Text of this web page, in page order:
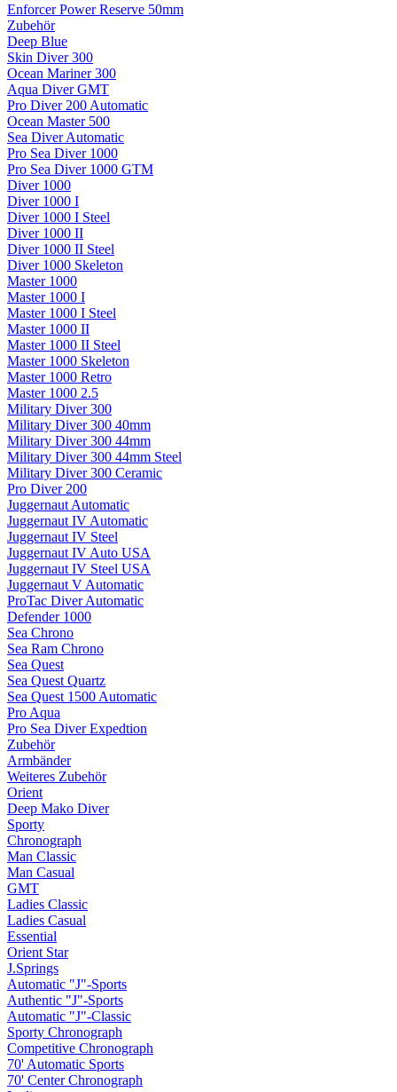
Enforcer Power Reserve 50mm
Zubehör
Deep Blue
Skin Diver 300
Ocean Mariner 300
Aqua Diver GMT
Pro Diver 200 Automatic
Ocean Master 500
Sea Diver Automatic
Pro Sea Diver 1000
Pro Sea Diver 1000 GTM
Diver 1000
Diver 1000 I
Diver 1000 I Steel
Diver 1000 II
Diver 1000 II Steel
Diver 1000 Skeleton
Master 1000
Master 1000 I
Master 1000 I Steel
Master 1000 II
Master 1000 II Steel
Master 1000 Skeleton
Master 1000 Retro
Master 1000 2.5
Military Diver 300
Military Diver 300 40mm
Military Diver 300 44mm
Military Diver 300 44mm Steel
Military Diver 300 Ceramic
Pro Diver 200
Juggernaut Automatic
Juggernaut IV Automatic
Juggernaut IV Steel
Juggernaut IV Auto USA
Juggernaut IV Steel USA
Juggernaut V Automatic
ProTac Diver Automatic
Defender 1000
Sea Chrono
Sea Ram Chrono
Sea Quest
Sea Quest Quartz
Sea Quest 1500 Automatic
Pro Aqua
Pro Sea Diver Expedtion
Zubehör
Armbänder
Weiteres Zubehör
Orient
Deep Mako Diver
Sporty
Chronograph
Man Classic
Man Casual
GMT
Ladies Classic
Ladies Casual
Essential
Orient Star
J.Springs
Automatic "J"-Sports
Authentic "J"-Sports
Automatic "J"-Classic
Sporty Chronograph
Competitive Chronograph
70' Automatic Sports
70' Center Chronograph